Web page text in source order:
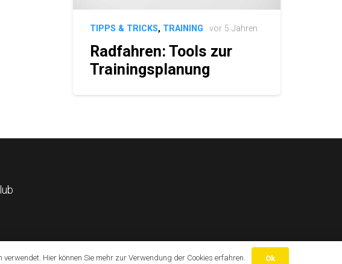
TIPPS & TRICKS, TRAINING vor 5 Jahren
Radfahren: Tools zur
Trainingsplanung
Hier können Sie mehr zur Verwendung der Cookies erfahren. Ok